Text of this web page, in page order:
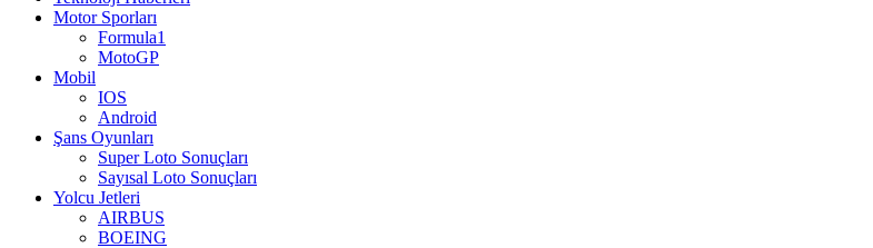
Motor Sporları
Formula1
MotoGP
Mobil
IOS
Android
Şans Oyunları
Super Loto Sonuçları
Sayısal Loto Sonuçları
Yolcu Jetleri
AIRBUS
BOEING